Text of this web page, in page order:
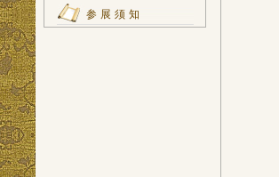
参展须知